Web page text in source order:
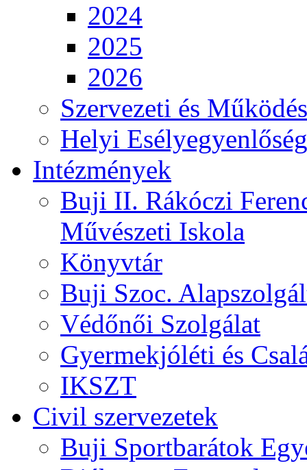
2024
2025
2026
Szervezeti és
Helyi
Intézmények
Buji II. Rákóczi
Művészeti Iskola
Könyvtár
Buji Szoc.
Védőnői Szolgálat
Gyermekjóléti és
IKSZT
Civil szervezetek
Buji Sportbarátok